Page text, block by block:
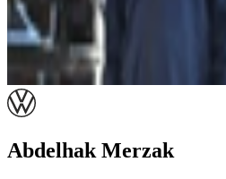
Abdelhak Merzak